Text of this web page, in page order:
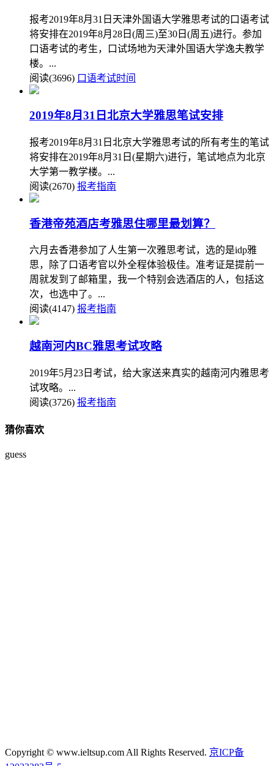
报考2019年8月31日天津外国语大学雅思考试的口语考试
将安排在2019年8月28日(周三)至30日(周五)进行。参加
口语考试的考生，口试场地为天津外国语大学逸夫教学
楼。...
阅读(3696) 口语考试时间
2019年8月31日北京大学雅思笔试安排
报考2019年8月31日北京大学雅思考试的所有考生的笔试
将安排在2019年8月31日(星期六)进行，笔试地点为北京
大学第一教学楼。...
阅读(2670) 报考指南
香港帝苑酒店考雅思住哪里最划算？
六月去香港参加了人生第一次雅思考试，选的是idp雅
思，除了口语考官以外全程体验极佳。准考证是提前一
周就发到了邮箱里，我一个特别会选酒店的人，包括这
次，也选中了。...
阅读(4147) 报考指南
越南河内BC雅思考试攻略
2019年5月23日考试，给大家送来真实的越南河内雅思考
试攻略。...
阅读(3726) 报考指南
猜你喜欢
guess
Copyright © www.ieltsup.com All Rights Reserved. 京ICP备